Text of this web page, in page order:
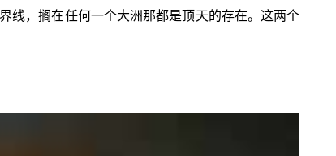
线，搁在任何一个大洲那都是顶天的存在。这两个